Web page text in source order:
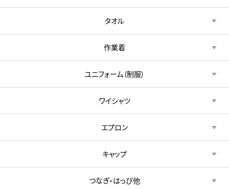
タオル
作業着
ユニフォーム（制服）
ワイシャツ
エプロン
キャップ
つなぎ・はっぴ他